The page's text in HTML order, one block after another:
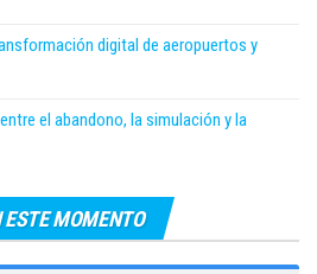
digital de aeropuertos y
el abandono, la simulación y la
MOMENTO